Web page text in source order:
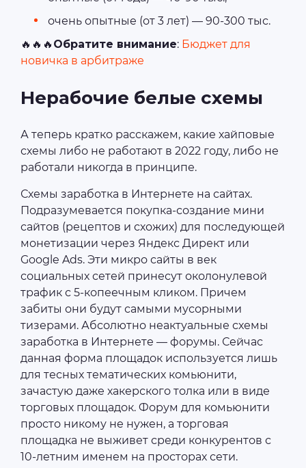
очень опытные (от 3 лет) ― 90-300 тыс.
🔥🔥🔥 Обратите внимание: Бюджет для
новичка в арбитраже
Нерабочие белые схемы
А теперь кратко расскажем, какие хайповые
схемы либо не работают в 2022 году, либо не
работали никогда в принципе.
Схемы заработка в Интернете на сайтах.
Подразумевается покупка-создание мини
сайтов (рецептов и схожих) для последующей
монетизации через Яндекс Директ или
Google Ads. Эти микро сайты в век
социальных сетей принесут околонулевой
трафик с 5-копеечным кликом. Причем
забиты они будут самыми мусорными
тизерами. Абсолютно неактуальные схемы
заработка в Интернете ― форумы. Сейчас
данная форма площадок используется лишь
для тесных тематических комьюнити,
зачастую даже хакерского толка или в виде
торговых площадок. Форум для комьюнити
просто никому не нужен, а торговая
площадка не выживет среди конкурентов с
10-летним именем на просторах сети.